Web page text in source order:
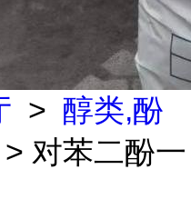
> 醇类,酚
> 对苯二酚一